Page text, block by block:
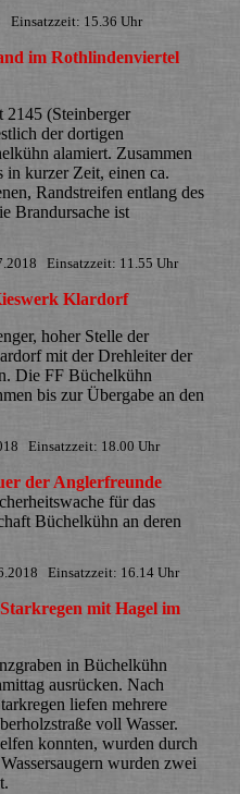
Einsatzzeit: 15.36 Uhr
im Rothlindenviertel
2145 (Steinberger
der dortigen
alamiert. Zusammen
in kurzer Zeit, einen ca.
Randstreifen entlang des
Brandursache ist
Einsatzzeit: 11.55 Uhr
Klardorf
hoher Stelle der
mit der Drehleiter der
Die FF Büchelkühn
bis zur Übergabe an den
Einsatzzeit: 18.00 Uhr
der Anglerfreunde
für das
Büchelkühn an deren
Einsatzzeit: 16.14 Uhr
mit Hagel im
in Büchelkühn
ausrücken. Nach
liefen mehrere
voll Wasser.
konnten, wurden durch
wurden zwei